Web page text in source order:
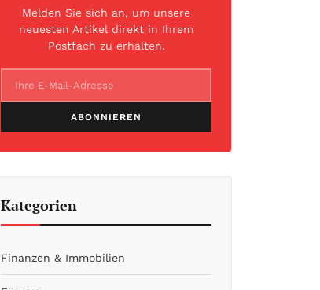
Melden Sie sich an, um unsere
neuesten Artikel direkt in Ihrem
Postfach zu erhalten.
ABONNIEREN
Kategorien
Finanzen & Immobilien